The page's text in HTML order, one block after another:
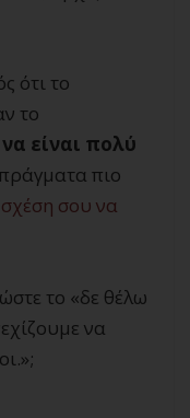
ότι το
το
είναι πολύ
πιο
σου να
το «δε θέλω
να